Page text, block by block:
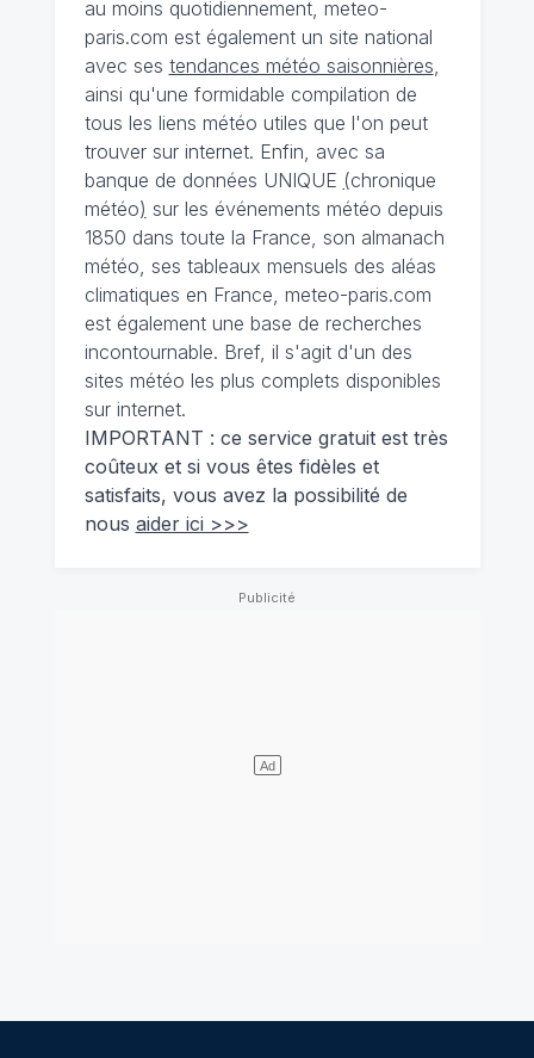
au moins quotidiennement, meteo-
paris.com est également un site national
avec ses tendances météo saisonnières
ainsi qu'une formidable compilation de
tous les liens météo utiles que l'on peut
trouver sur internet. Enfin, avec sa
banque de données UNIQUE (chronique
météo) sur les événements météo depuis
1850 dans toute la France, son almanach
météo, ses tableaux mensuels des aléas
climatiques en France, meteo-paris.com
est également une base de recherches
incontournable. Bref, il s'agit d'un des
sites météo les plus complets disponibles
sur internet.
IMPORTANT : ce service gratuit est très
coûteux et si vous êtes fidèles et
satisfaits, vous avez la possibilité de
nous aider ici >>>